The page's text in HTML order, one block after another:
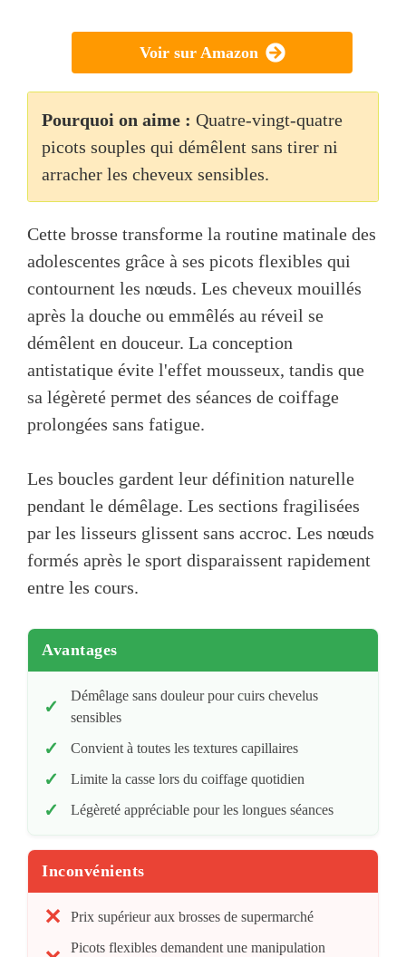
Voir sur Amazon
Pourquoi on aime : Quatre-vingt-quatre
picots souples qui démêlent sans tirer ni
arracher les cheveux sensibles.
Cette brosse transforme la routine matinale des
adolescentes grâce à ses picots flexibles qui
contournent les nœuds. Les cheveux mouillés
après la douche ou emmêlés au réveil se
démêlent en douceur. La conception
antistatique évite l'effet mousseux, tandis que
sa légèreté permet des séances de coiffage
prolongées sans fatigue.
Les boucles gardent leur définition naturelle
pendant le démêlage. Les sections fragilisées
par les lisseurs glissent sans accroc. Les nœuds
formés après le sport disparaissent rapidement
entre les cours.
Avantages
Démêlage sans douleur pour cuirs chevelus
sensibles
Convient à toutes les textures capillaires
Limite la casse lors du coiffage quotidien
Légèreté appréciable pour les longues séances
Inconvénients
Prix supérieur aux brosses de supermarché
Picots flexibles demandent une manipulation